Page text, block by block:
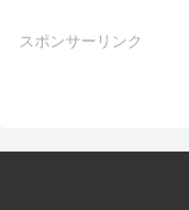
スポンサーリンク